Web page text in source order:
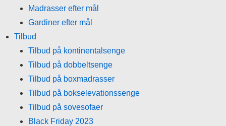
Madrasser efter mål
Gardiner efter mål
Tilbud
Tilbud på kontinentalsenge
Tilbud på dobbeltsenge
Tilbud på boxmadrasser
Tilbud på bokselevationssenge
Tilbud på sovesofaer
Black Friday 2023